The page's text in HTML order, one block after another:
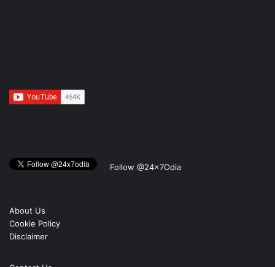
Follow @24x7Odia
About Us
Cookie Policy
Disclaimer